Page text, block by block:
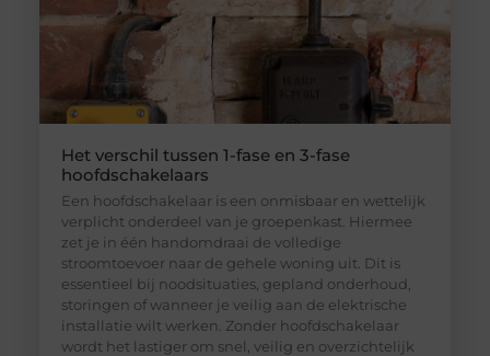
Het verschil tussen 1-fase en 3-fase
hoofdschakelaars
Een hoofdschakelaar is een onmisbaar en wettelijk
verplicht onderdeel van je groepenkast. Hiermee
zet je in één handomdraai de volledige
stroomtoevoer naar de gehele woning uit. Dit is
essentieel bij noodsituaties, gepland onderhoud,
storingen of wanneer je veilig aan de elektrische
installatie wilt werken. Zonder hoofdschakelaar
wordt het lastiger om snel, veilig en overzichtelijk